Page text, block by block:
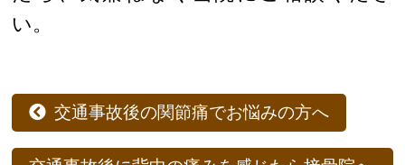
い。
交通事故後の関節痛でお悩みの方へ